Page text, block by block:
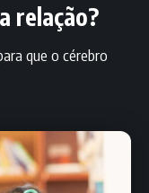
relação?
que o cérebro